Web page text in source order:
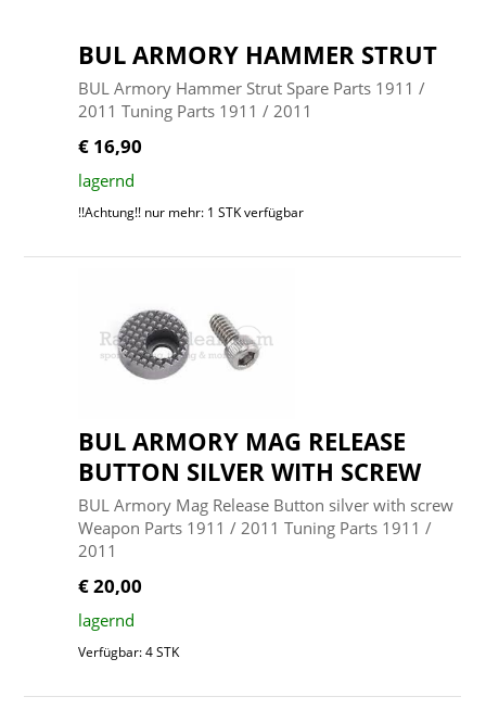
BUL ARMORY HAMMER STRUT
BUL Armory Hammer Strut Spare Parts 1911 /
2011 Tuning Parts 1911 / 2011
€ 16,90
lagernd
!!Achtung!! nur mehr: 1 STK verfügbar
BUL ARMORY MAG RELEASE
BUTTON SILVER WITH SCREW
BUL Armory Mag Release Button silver with screw
Weapon Parts 1911 / 2011 Tuning Parts 1911 /
2011
€ 20,00
lagernd
Verfügbar: 4 STK